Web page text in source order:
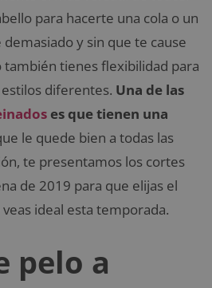
para hacerte una cola o un
y sin que te cause
también tienes flexibilidad para
diferentes. Una de las
es que tienen una
le quede bien a todas las
te presentamos los cortes
de 2019 para que elijas el
ideal esta temporada.
pelo a